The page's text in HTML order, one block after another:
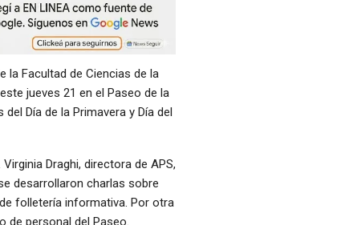
la Facultad de Ciencias de la
jueves 21 en el Paseo de la
Día de la Primavera y Día del
Draghi, directora de APS,
desarrollaron charlas sobre
folletería informativa. Por otra
de personal del Paseo.